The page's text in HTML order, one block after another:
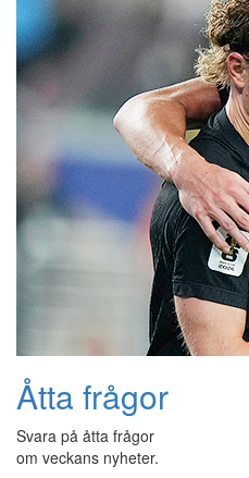
Åtta frågor
Svara på åtta frågor
om veckans nyheter.